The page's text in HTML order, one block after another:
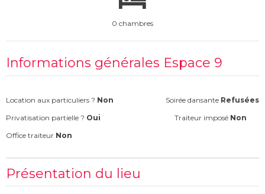
0 chambres
Informations générales Espace 9
Location aux particuliers ? Non Soirée dansante Refusées
Privatisation partielle ? Oui Traiteur imposé Non
Office traiteur Non
Présentation du lieu